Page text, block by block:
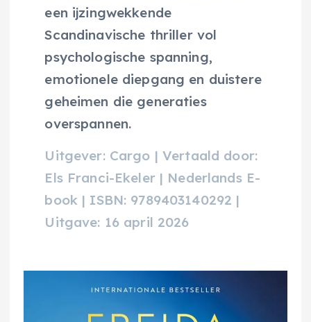
een ijzingwekkende
Scandinavische thriller vol
psychologische spanning,
emotionele diepgang en duistere
geheimen die generaties
overspannen.
Uitgever: Cargo | Vertaald door:
Els Franci-Ekeler | Nederlands E-
book | ISBN: 9789403140292 |
Uitgave: 16 april 2026